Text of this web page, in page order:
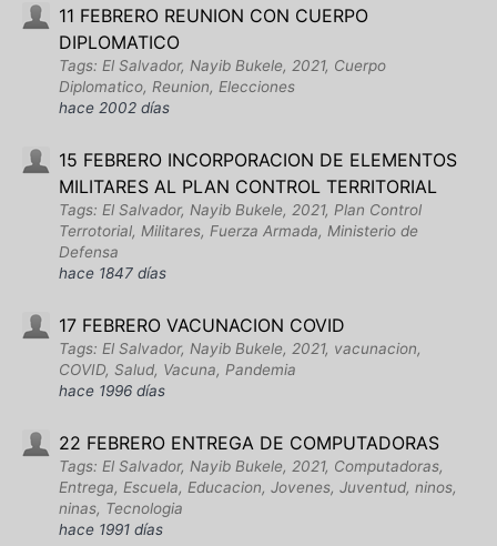
11 FEBRERO REUNION CON CUERPO
DIPLOMATICO
Tags: El Salvador, Nayib Bukele, 2021, Cuerpo
Diplomatico, Reunion, Elecciones
hace 2002 días
15 FEBRERO INCORPORACION DE ELEMENTOS
MILITARES AL PLAN CONTROL TERRITORIAL
Tags: El Salvador, Nayib Bukele, 2021, Plan Control
Terrotorial, Militares, Fuerza Armada, Ministerio de
Defensa
hace 1847 días
17 FEBRERO VACUNACION COVID
Tags: El Salvador, Nayib Bukele, 2021, vacunacion,
COVID, Salud, Vacuna, Pandemia
hace 1996 días
22 FEBRERO ENTREGA DE COMPUTADORAS
Tags: El Salvador, Nayib Bukele, 2021, Computadoras,
Entrega, Escuela, Educacion, Jovenes, Juventud, ninos,
ninas, Tecnologia
hace 1991 días